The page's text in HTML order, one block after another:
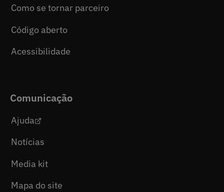
Como se tornar parceiro
Código aberto
Acessibilidade
Comunicação
Ajuda
Notícias
Media kit
Mapa do site